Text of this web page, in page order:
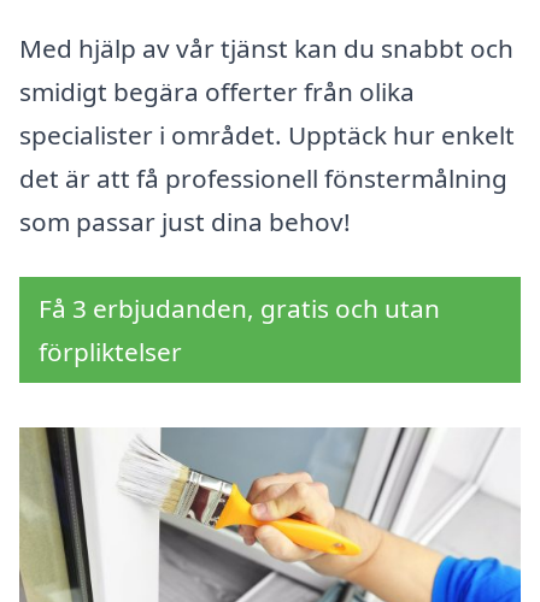
Med hjälp av vår tjänst kan du snabbt och
smidigt begära offerter från olika
specialister i området. Upptäck hur enkelt
det är att få professionell fönstermålning
som passar just dina behov!
Få 3 erbjudanden, gratis och utan
förpliktelser